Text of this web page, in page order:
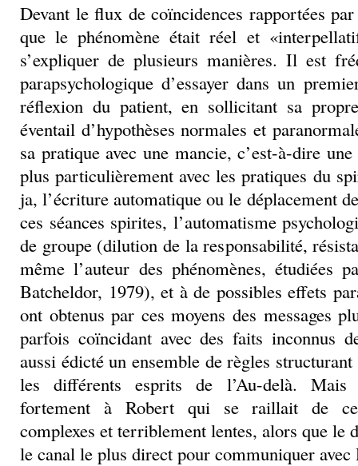
Devant le flux de coïncidences rapportées
que le phénomène était réel et
s’expliquer de plusieurs manières. Il est
parapsychologique d’essayer dans un
réflexion du patient, en sollicitant sa
éventail d’hypothèses normales et
sa pratique avec une mancie, c’est-à-dire
plus particulièrement avec les pratiques du
ja, l’écriture automatique ou le déplacement
ces séances spirites, l’automatisme
de groupe (dilution de la responsabilité,
même l’auteur des phénomènes, étudiées
Batcheldor, 1979), et à de possibles effets
ont obtenus par ces moyens des messages
parfois coïncidant avec des faits inconnus
aussi édicté un ensemble de règles
les différents esprits de l’Au-delà. Mais
fortement à Robert qui se raillait de
complexes et terriblement lentes, alors que le
le canal le plus direct pour communiquer avec